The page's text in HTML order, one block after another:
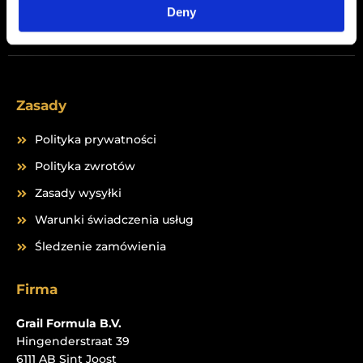
Deny
Zasady
Polityka prywatności
Polityka zwrotów
Zasady wysyłki
Warunki świadczenia usług
Śledzenie zamówienia
Firma
Grail Formula B.V.
Hingenderstraat 39
6111 AB Sint Joost